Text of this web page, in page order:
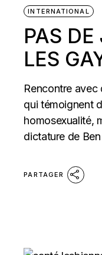
INTERNATIONAL
PAS
LES
Rencontre avec
qui témoignent
homosexualité,
dictature de
PARTAGER